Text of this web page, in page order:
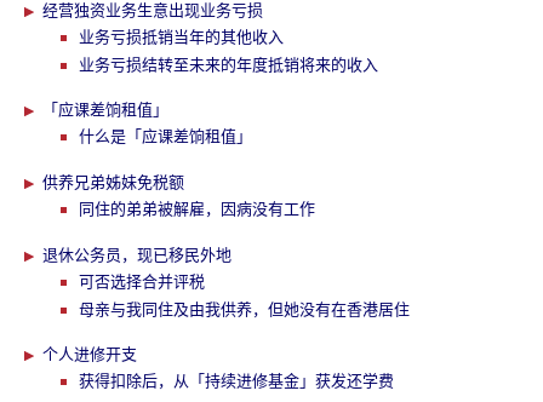
经营独资业务生意出现业务亏损
业务亏损抵销当年的其他收入
业务亏损结转至未来的年度抵销将来的收入
「应课差饷租值」
什么是「应课差饷租值」
供养兄弟姊妹免税额
同住的弟弟被解雇，因病没有工作
退休公务员，现已移民外地
可否选择合并评税
母亲与我同住及由我供养，但她没有在香港居住
个人进修开支
获得扣除后，从「持续进修基金」获发还学费